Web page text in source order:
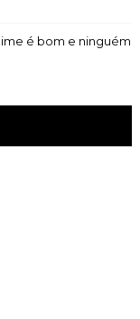
é bom e ninguém